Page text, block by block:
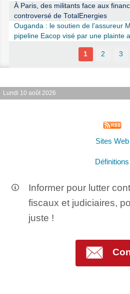
À Paris, des militants face aux
controversé de TotalEnergies
Ouganda : le soutien de l’assureur
pipeline Eacop visé par une plainte
1 2 3
Lundi 10 août 2026
Sites Web
Définitions
Informer pour lutter
fiscaux et judiciaires,
juste !